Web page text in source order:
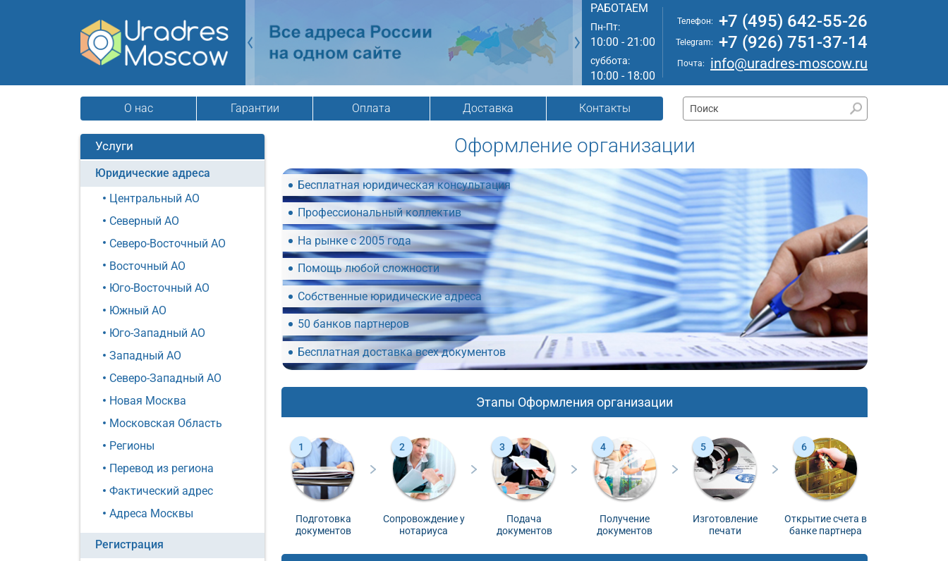
РАБОТАЕМ
Пн-Пт:
10:00 - 21:00
суббота:
10:00 - 18:00
Телефон: +7 (495) 642-55-26
Telegram: +7 (926) 751-37-14
Почта: info@uradres-moscow.ru
О нас Гарантии Оплата Доставка Контакты
Услуги
Юридические адреса
Центральный АО
Северный АО
Северо-Восточный АО
Восточный АО
Юго-Восточный АО
Южный АО
Юго-Западный АО
Западный АО
Северо-Западный АО
Новая Москва
Московская Область
Регионы
Перевод из региона
Фактический адрес
Адреса Москвы
Регистрация
Оформление организации
Бесплатная юридическая консультация
Профессиональный коллектив
На рынке с 2005 года
Помощь любой сложности
Собственные юридические адреса
50 банков партнеров
Бесплатная доставка всех документов
Этапы Оформления организации
Подготовка
документов
Сопровождение у
нотариуса
Подача
документов
Получение
документов
Изготовление
печати
Открытие счета в
банке партнера